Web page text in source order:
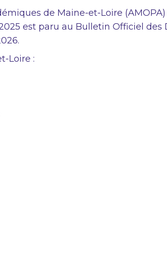
de Maine-et-Loire (AMOPA)
est paru au Bulletin Officiel des
Loire :